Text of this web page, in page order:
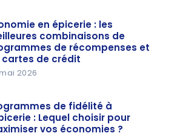
en épicerie : les
combinaisons de
de récompenses et
cartes de crédit
2026
de fidélité à
: Lequel choisir pour
vos économies ?